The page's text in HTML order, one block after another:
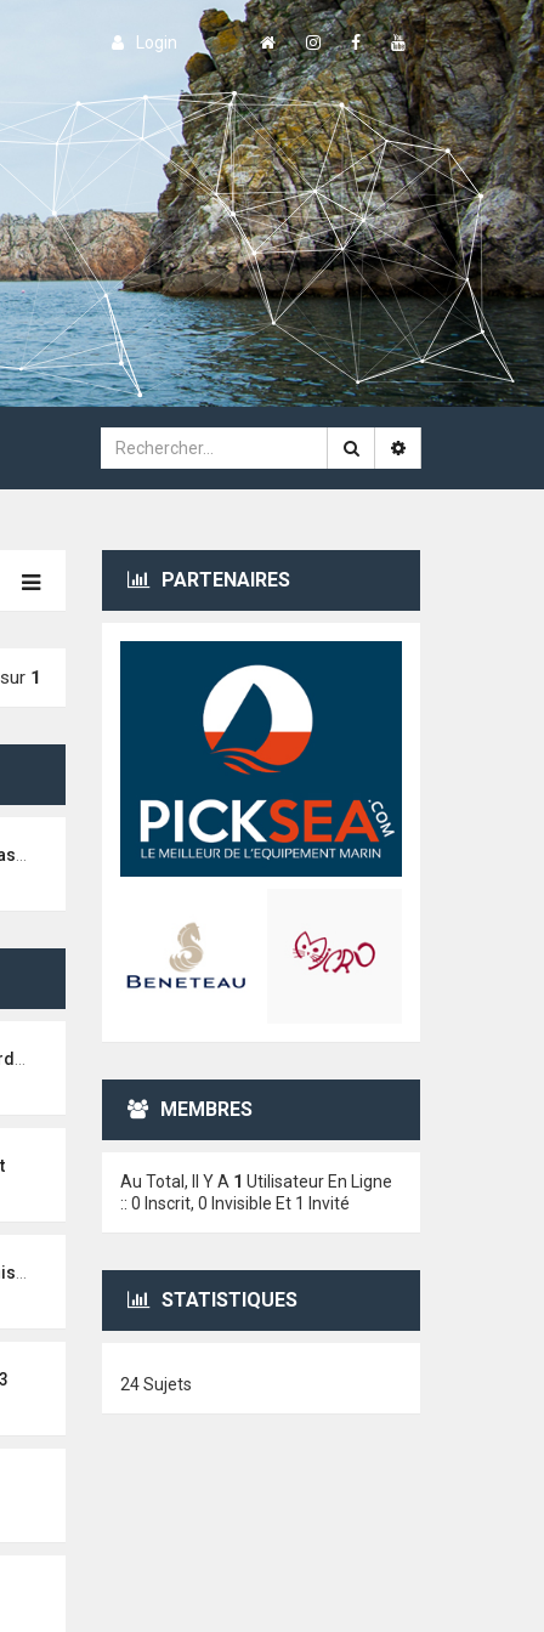
Login
sur 1
PARTENAIRES
MEMBRES
Au Total, Il Y A 1 Utilisateur En Ligne
:: 0 Inscrit, 0 Invisible Et 1 Invité
STATISTIQUES
24 Sujets